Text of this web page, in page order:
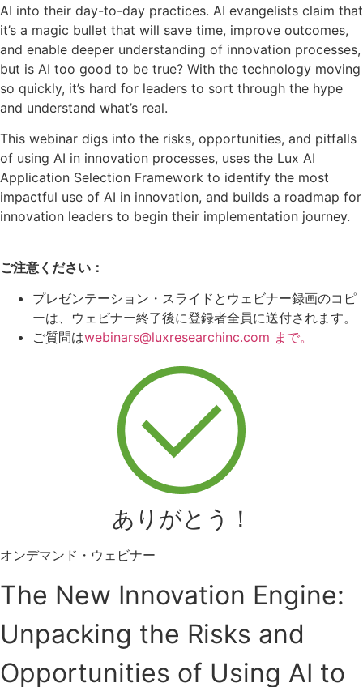
AI into their day-to-day practices. AI evangelists claim that
it’s a magic bullet that will save time, improve outcomes,
and enable deeper understanding of innovation processes,
but is AI too good to be true? With the technology moving
so quickly, it’s hard for leaders to sort through the hype
and understand what’s real.
This webinar digs into the risks, opportunities, and pitfalls
of using AI in innovation processes, uses the Lux AI
Application Selection Framework to identify the most
impactful use of AI in innovation, and builds a roadmap for
innovation leaders to begin their implementation journey.
ご注意ください：
プレゼンテーション・スライドとウェビナー録画のコピ
ーは、ウェビナー終了後に登録者全員に送付されます。
ご質問はwebinars@luxresearchinc.com まで。
ありがとう！
オンデマンド・ウェビナー
The New Innovation Engine:
Unpacking the Risks and
Opportunities of Using AI to